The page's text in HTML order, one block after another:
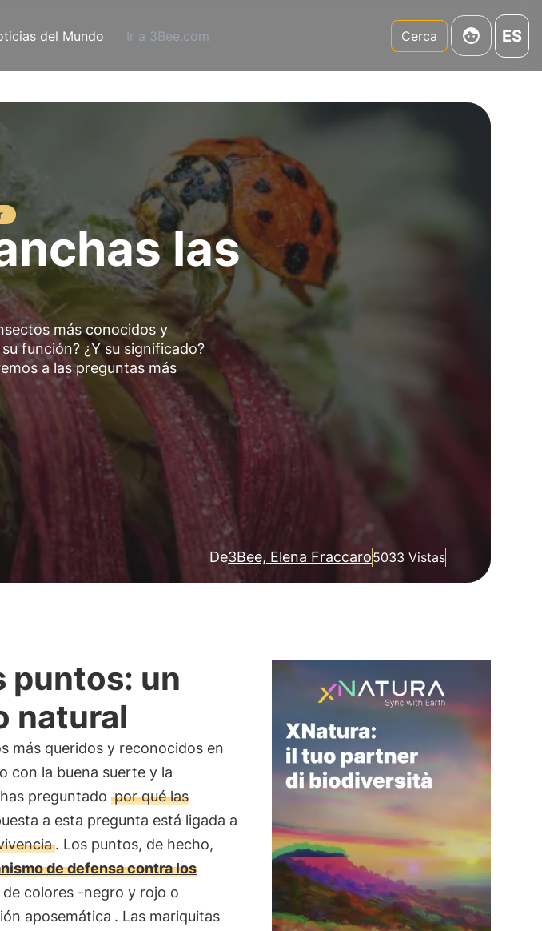
del Mundo Ir a 3Bee.com Cerca ES
las
más conocidos y
función? ¿Y su significado?
a las preguntas más
De3Bee, Elena Fraccaro5033 Vistas
puntos: un
natural
más queridos y reconocidos en
con la buena suerte y la
preguntado por qué las
a esta pregunta está ligada a
. Los puntos, de hecho,
de defensa contra los
colores -negro y rojo o
aposemática . Las mariquitas